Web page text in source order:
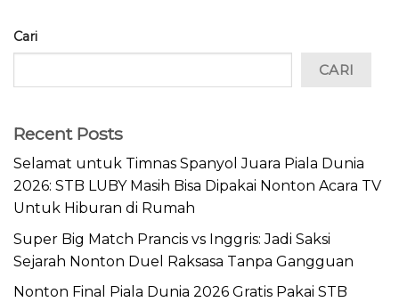
Cari
CARI
Recent Posts
Selamat untuk Timnas Spanyol Juara Piala Dunia
2026: STB LUBY Masih Bisa Dipakai Nonton Acara TV
Untuk Hiburan di Rumah
Super Big Match Prancis vs Inggris: Jadi Saksi
Sejarah Nonton Duel Raksasa Tanpa Gangguan
Nonton Final Piala Dunia 2026 Gratis Pakai STB